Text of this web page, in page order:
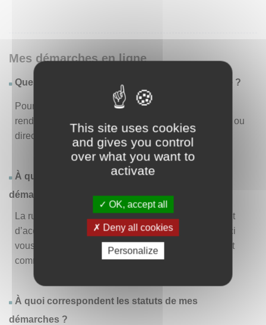
This site uses cookies
and gives you control
over what you want to
activate
OK, accept all
Deny all cookies
Personalize
Mes démarches en ligne
Quelles sont les démarches disponibles en ligne ?
Pour consulter la liste des démarches disponibles,
rendez-vous dans le menu « Liste des démarches » ou
directement en page d’accueil.
À quoi correspond la rubrique « Effectuer une
démarche » ?
La rubrique « Effectuer une démarche » vous permet
d’accéder à la liste des démarches disponibles. D’ici
vous pouvez choisir la démarche vous intéressant et
commencer à la remplir en un clic.
À quoi correspondent les statuts de mes
démarches ?